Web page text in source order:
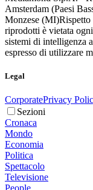
Amsterdam (Paesi
Monzese (MI)Rispetto
riprodotti è vietata
sistemi di intelligenza
espresso di utilizzare
Legal
CorporatePrivacy
Sezioni
Cronaca
Mondo
Economia
Politica
Spettacolo
Televisione